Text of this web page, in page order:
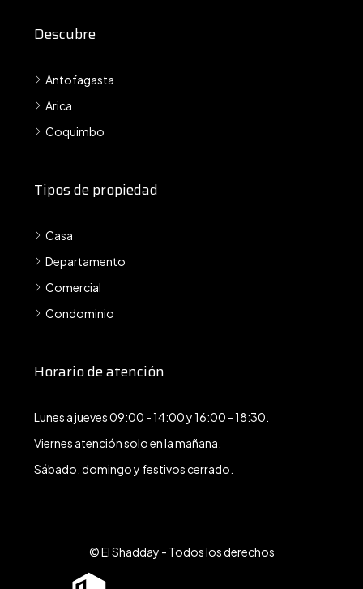
Descubre
Antofagasta
Arica
Coquimbo
Tipos de propiedad
Casa
Departamento
Comercial
Condominio
Horario de atención
Lunes a jueves 09:00 - 14:00 y 16:00 - 18:30.
Viernes atención solo en la mañana.
Sábado, domingo y festivos cerrado.
© El Shadday - Todos los derechos